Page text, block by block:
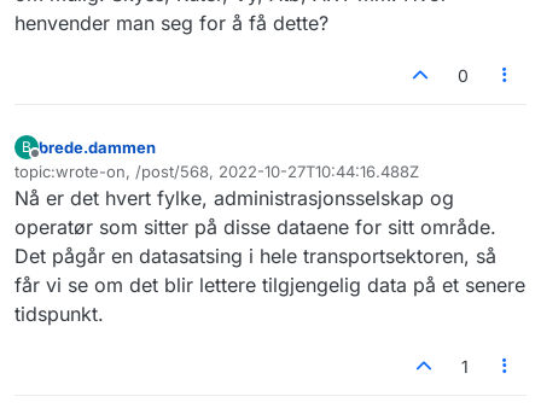
henvender man seg for å få dette?
0
B
Frakoblet
brede.dammen
topic:wrote-on, /post/568, 2022-10-27T10:44:16.488Z
Sist endret av
Nå er det hvert fylke, administrasjonsselskap og
operatør som sitter på disse dataene for sitt område.
Det pågår en datasatsing i hele transportsektoren, så
får vi se om det blir lettere tilgjengelig data på et senere
tidspunkt.
1